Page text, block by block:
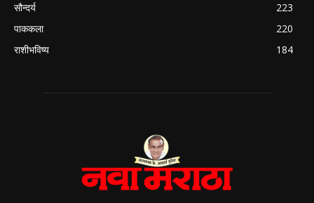
सौन्दर्य
223
पाककला
220
राशीभविष्य
184